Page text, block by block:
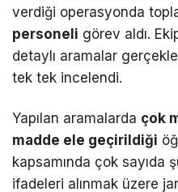
verdiği operasyonda
personeli görev aldı.
detaylı aramalar
tek tek incelendi.
Yapılan aramalarda çok
madde ele geçirildiği
kapsamında çok sayıda
ifadeleri alınmak üzere